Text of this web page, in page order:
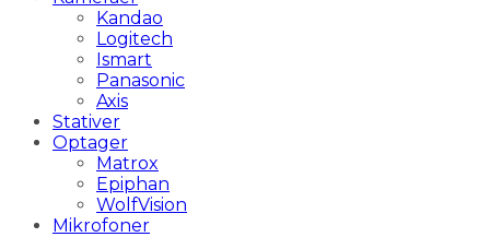
Kandao
Logitech
Ismart
Panasonic
Axis
Stativer
Optager
Matrox
Epiphan
WolfVision
Mikrofoner